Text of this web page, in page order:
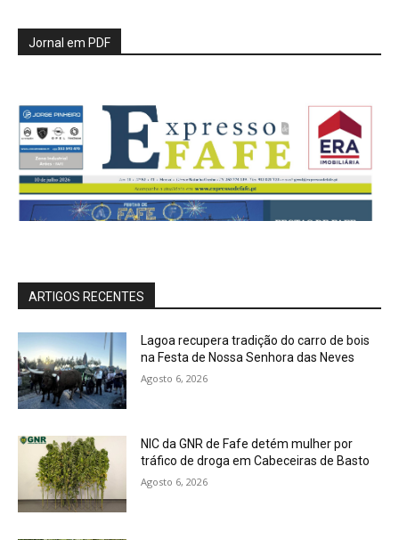
Jornal em PDF
ARTIGOS RECENTES
Lagoa recupera tradição do carro de bois
na Festa de Nossa Senhora das Neves
Agosto 6, 2026
NIC da GNR de Fafe detém mulher por
tráfico de droga em Cabeceiras de Basto
Agosto 6, 2026